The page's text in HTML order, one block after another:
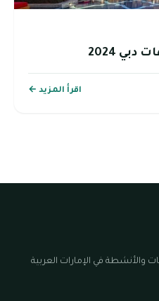
2024
اقرأ المزيد ←
والأنشطة في الإمارات العربية